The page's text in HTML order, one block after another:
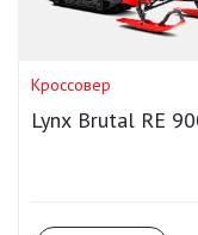
Кроссовер
Lynx Brutal RE